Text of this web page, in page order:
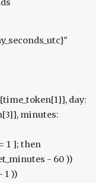
day:
minutes:
1 ]; then
- 60 ))
1 ))